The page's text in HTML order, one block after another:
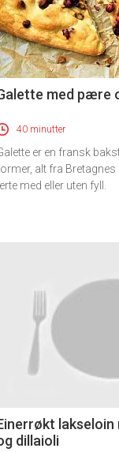
med pære
40 minutter
er en fransk
alt fra Bretagnes
med eller uten fyll.
lakseloin
dillaioli